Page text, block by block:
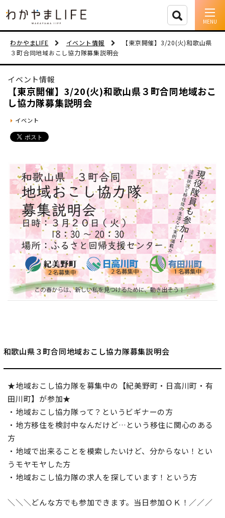
イベント情報
移住支援
人に会う
市町村を探す
移住者インタビュー
動画
地域おこし協力隊
わかやまLIFE イベント情報
【東京開催】3/20(火)和歌山県
３町合同地域おこし協力隊募集説明会
イベント情報
【東京開催】3/20(火)和歌山県３町合同地域おこ
し協力隊募集説明会
イベント
和歌山県３町合同地域おこし協力隊募集説明会
★地域おこし協力隊を募集中の【紀美野町・日高川町・有
田川町】が参加★
・地域おこし協力隊って？というビギナーの方
・地方移住を検討中なんだけど…という移住に関心のある
方
・地域で出来ることを模索したいけど、分からない！とい
うモヤモヤした方
・地域おこし協力隊の求人を探しています！という方
＼＼＼どんな方でも参加できます。当日参加ＯＫ！／／／